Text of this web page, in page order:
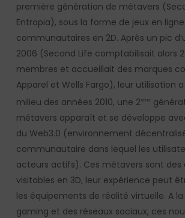
première génération de métavers
Entropia), sous la forme de jeux en
communautaires en 2D. Après un pic
2006 (Second Life comptabilisait alors
membres et accueillait des marques
Apparel et Wells Fargo), leur utilisation
milieu des années 2010, une 2ème
métavers apparaît et se développe
du Web3.0 (environnement
communautaire dans lequel les
acteurs actifs). Ces métavers sont des
visitables en 3D, leur expérience peut
les équipements de réalité virtuelle. A
gaming et des réseaux sociaux, ces